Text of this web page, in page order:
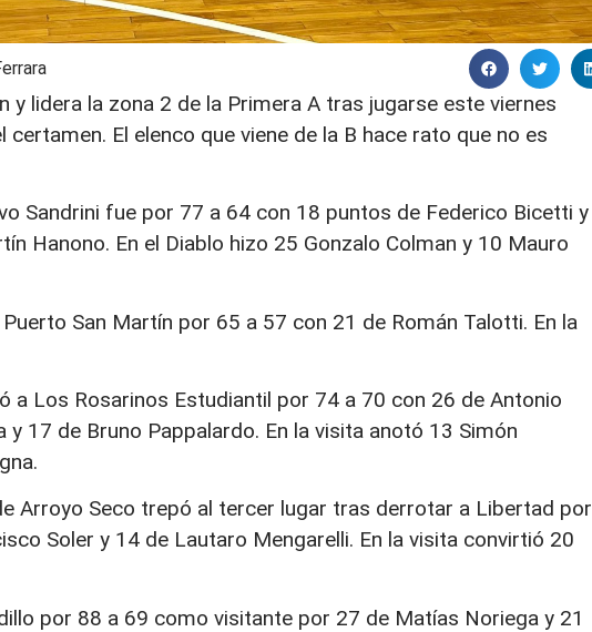
y lidera la zona 2 de la Primera A tras jugarse este viernes
El elenco que viene de la B hace rato que no es
Sandrini fue por 77 a 64 con 18 puntos de Federico Bicetti y
Hanono. En el Diablo hizo 25 Gonzalo Colman y 10 Mauro
San Martín por 65 a 57 con 21 de Román Talotti. En la
a Los Rosarinos Estudiantil por 74 a 70 con 26 de Antonio
y 17 de Bruno Pappalardo. En la visita anotó 13 Simón
Arroyo Seco trepó al tercer lugar tras derrotar a Libertad por
Soler y 14 de Lautaro Mengarelli. En la visita convirtió 20
por 88 a 69 como visitante por 27 de Matías Noriega y 21